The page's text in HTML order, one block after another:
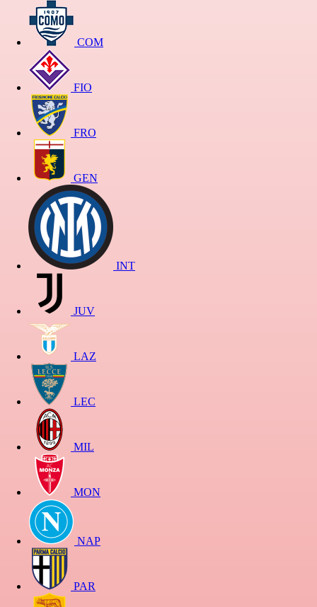
COM
FIO
FRO
GEN
INT
JUV
LAZ
LEC
MIL
MON
NAP
PAR